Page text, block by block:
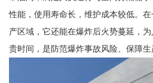
性能，使用寿命长，维护成本较低。
产区域，它还能在爆炸后火势蔓延，
贵时间，是防范爆炸事故风险、保障生